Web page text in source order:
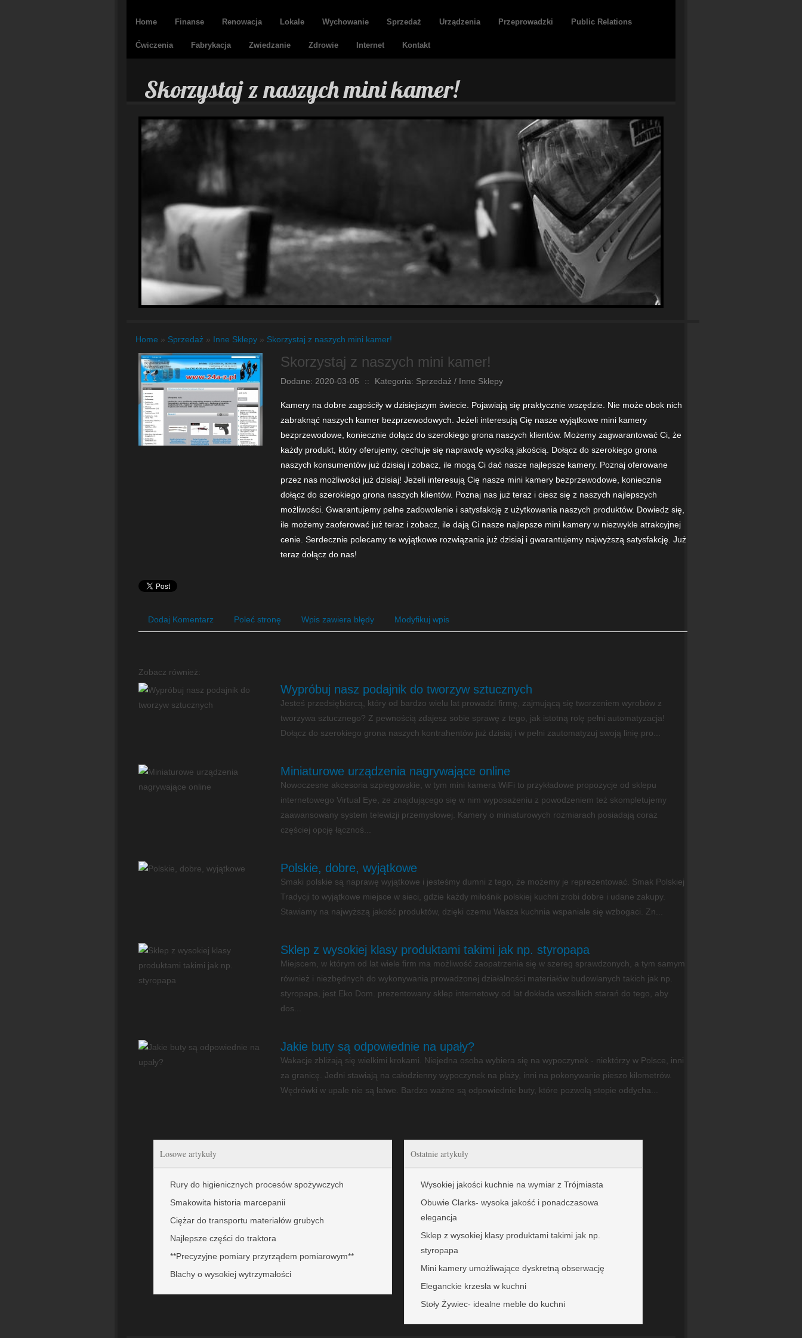
Home Finanse Renowacja Lokale Wychowanie Sprzedaż Urządzenia Przeprowadzki Public Relations
Ćwiczenia Fabrykacja Zwiedzanie Zdrowie Internet Kontakt
Skorzystaj z naszych mini kamer!
Home » Sprzedaż » Inne Sklepy » Skorzystaj z naszych mini kamer!
Skorzystaj z naszych mini kamer!
Dodane: 2020-03-05 :: Kategoria: Sprzedaż / Inne Sklepy
Kamery na dobre zagościły w dzisiejszym świecie. Pojawiają się praktycznie wszędzie. Nie może obok nich
zabraknąć naszych kamer bezprzewodowych. Jeżeli interesują Cię nasze wyjątkowe mini kamery
bezprzewodowe, koniecznie dołącz do szerokiego grona naszych klientów. Możemy zagwarantować Ci, że
każdy produkt, który oferujemy, cechuje się naprawdę wysoką jakością. Dołącz do szerokiego grona
naszych konsumentów już dzisiaj i zobacz, ile mogą Ci dać nasze najlepsze kamery. Poznaj oferowane
przez nas możliwości już dzisiaj! Jeżeli interesują Cię nasze mini kamery bezprzewodowe, koniecznie
dołącz do szerokiego grona naszych klientów. Poznaj nas już teraz i ciesz się z naszych najlepszych
możliwości. Gwarantujemy pełne zadowolenie i satysfakcję z użytkowania naszych produktów. Dowiedz się,
ile możemy zaoferować już teraz i zobacz, ile dają Ci nasze najlepsze mini kamery w niezwykle atrakcyjnej
cenie. Serdecznie polecamy te wyjątkowe rozwiązania już dzisiaj i gwarantujemy najwyższą satysfakcję. Już
teraz dołącz do nas!
Dodaj Komentarz Poleć stronę Wpis zawiera błędy Modyfikuj wpis
Zobacz również:
Wypróbuj nasz podajnik do tworzyw sztucznych
Jesteś przedsiębiorcą, który od bardzo wielu lat prowadzi firmę, zajmującą się tworzeniem wyrobów z
tworzywa sztucznego? Z pewnością zdajesz sobie sprawę z tego, jak istotną rolę pełni automatyzacja!
Dołącz do szerokiego grona naszych kontrahentów już dzisiaj i w pełni zautomatyzuj swoją linię pro...
Miniaturowe urządzenia nagrywające online
Nowoczesne akcesoria szpiegowskie, w tym mini kamera WiFi to przykładowe propozycje od sklepu
internetowego Virtual Eye, ze znajdującego się w nim wyposażeniu z powodzeniem też skompletujemy
zaawansowany system telewizji przemysłowej. Kamery o miniaturowych rozmiarach posiadają coraz
częściej opcję łącznoś...
Polskie, dobre, wyjątkowe
Smaki polskie są naprawę wyjątkowe i jesteśmy dumni z tego, że możemy je reprezentować. Smak Polskiej
Tradycji to wyjątkowe miejsce w sieci, gdzie każdy miłośnik polskiej kuchni zrobi dobre i udane zakupy.
Stawiamy na najwyższą jakość produktów, dzięki czemu Wasza kuchnia wspaniale się wzbogaci. Zn...
Sklep z wysokiej klasy produktami takimi jak np. styropapa
Miejscem, w którym od lat wiele firm ma możliwość zaopatrzenia się w szereg sprawdzonych, a tym samym
również i niezbędnych do wykonywania prowadzonej działalności materiałów budowlanych takich jak np.
styropapa, jest Eko Dom. prezentowany sklep internetowy od lat dokłada wszelkich starań do tego, aby
dos...
Jakie buty są odpowiednie na upały?
Wakacje zbliżają się wielkimi krokami. Niejedna osoba wybiera się na wypoczynek - niektórzy w Polsce, inni
za granicę. Jedni stawiają na całodzienny wypoczynek na plaży, inni na pokonywanie pieszo kilometrów.
Wędrówki w upale nie są łatwe. Bardzo ważne są odpowiednie buty, które pozwolą stopie oddycha...
Losowe artykuły
Rury do higienicznych procesów spożywczych
Smakowita historia marcepanii
Ciężar do transportu materiałów grubych
Najlepsze części do traktora
**Precyzyjne pomiary przyrządem pomiarowym**
Blachy o wysokiej wytrzymałości
Ostatnie artykuły
Wysokiej jakości kuchnie na wymiar z Trójmiasta
Obuwie Clarks- wysoka jakość i ponadczasowa
elegancja
Sklep z wysokiej klasy produktami takimi jak np.
styropapa
Mini kamery umożliwające dyskretną obserwację
Eleganckie krzesła w kuchni
Stoły Żywiec- idealne meble do kuchni